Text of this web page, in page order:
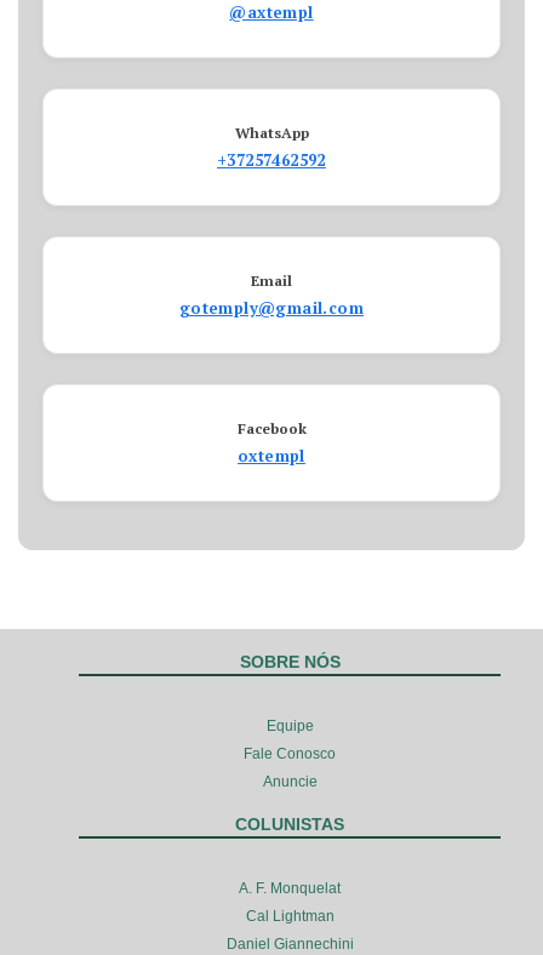
@axtempl
WhatsApp
+37257462592
Email
gotemply@gmail.com
Facebook
oxtempl
SOBRE NÓS
Equipe
Fale Conosco
Anuncie
COLUNISTAS
A. F. Monquelat
Cal Lightman
Daniel Giannechini